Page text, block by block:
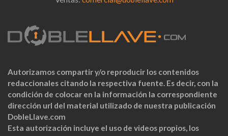
Autorizamos compartir y/o reproducir los contenidos
redaccionales citando la respectiva fuente. Es decir, con la
condición de colocar en la información la correspondiente
dirección url del material utilizado de nuestra publicación
DobleLlave.com
Esta autorización incluye el uso de videos propios, los